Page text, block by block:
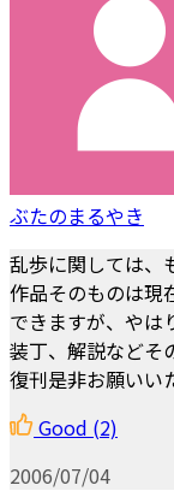
ぶたのまるやき
乱歩に関しては、
作品そのものは現
できますが、やは
装丁、解説などそ
復刊是非お願いい
Good (2)
2006/07/04